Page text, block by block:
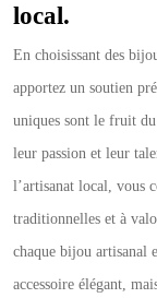
local.
En choisissant des
apportez un soutien
uniques sont le fruit
leur passion et leur
l’artisanat local, vous
traditionnelles et à
chaque bijou artisanal
accessoire élégant,